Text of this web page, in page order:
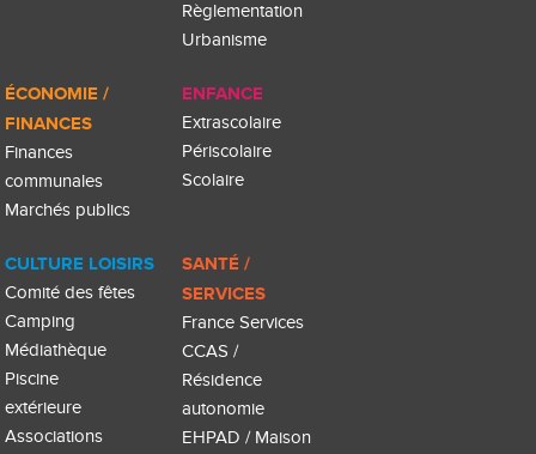
Règlementation
Urbanisme
ÉCONOMIE /
FINANCES
Finances
communales
Marchés publics
ENFANCE
Extrascolaire
Périscolaire
Scolaire
CULTURE LOISIRS
Comité des fêtes
Camping
Médiathèque
Piscine
extérieure
Associations
SANTÉ /
SERVICES
France Services
CCAS /
Résidence
autonomie
EHPAD / Maison